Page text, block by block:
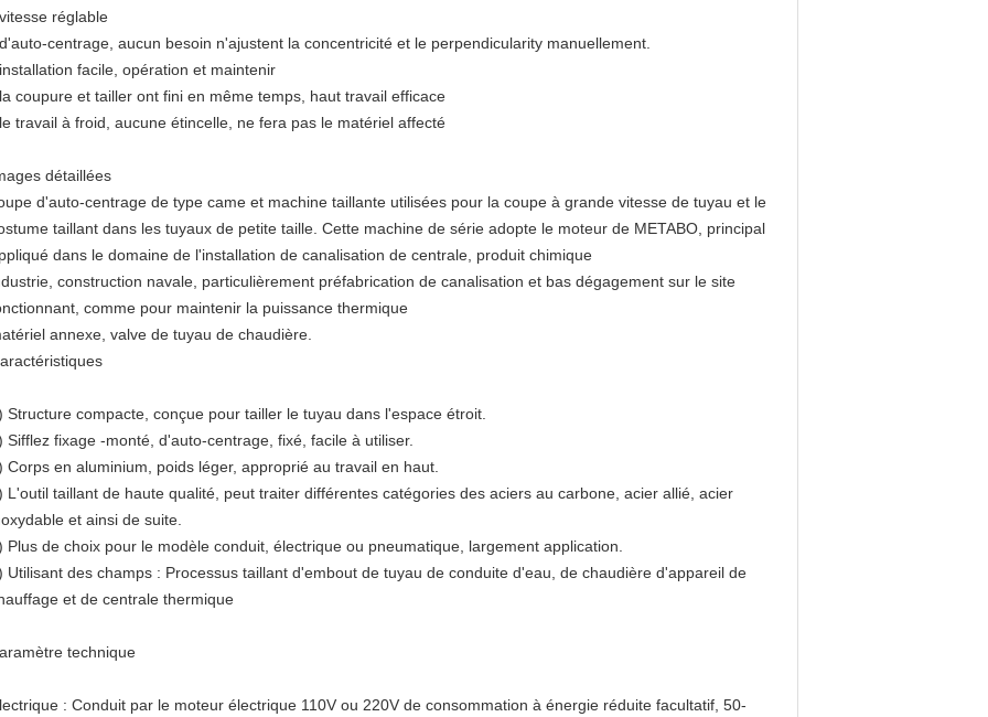
réglable
centrage, aucun besoin n'ajustent la concentricité et le perpendicularity manuellement.
facile, opération et maintenir
coupure et tailler ont fini en même temps, haut travail efficace
travail à froid, aucune étincelle, ne fera pas le matériel affecté
détaillées
d'auto-centrage de type came et machine taillante utilisées pour la coupe à grande vitesse de tuyau et le
taillant dans les tuyaux de petite taille. Cette machine de série adopte le moteur de METABO, principal
dans le domaine de l'installation de canalisation de centrale, produit chimique
construction navale, particulièrement préfabrication de canalisation et bas dégagement sur le site
comme pour maintenir la puissance thermique
annexe, valve de tuyau de chaudière.
Structure compacte, conçue pour tailler le tuyau dans l'espace étroit.
Sifflez fixage -monté, d'auto-centrage, fixé, facile à utiliser.
Corps en aluminium, poids léger, approprié au travail en haut.
L'outil taillant de haute qualité, peut traiter différentes catégories des aciers au carbone, acier allié, acier
et ainsi de suite.
Plus de choix pour le modèle conduit, électrique ou pneumatique, largement application.
Utilisant des champs : Processus taillant d'embout de tuyau de conduite d'eau, de chaudière d'appareil de
et de centrale thermique
technique
: Conduit par le moteur électrique 110V ou 220V de consommation à énergie réduite facultatif, 50-